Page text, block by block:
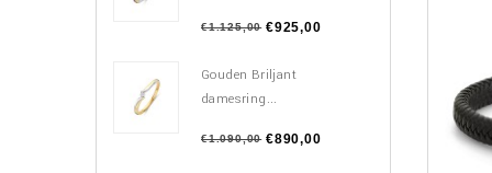
€1.125,00 €925,00
Gouden Briljant
damesring...
€1.090,00 €890,00